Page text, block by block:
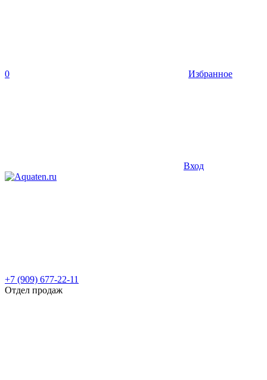
0 Избранное
Вход
+7 (909) 677-22-11
Отдел продаж